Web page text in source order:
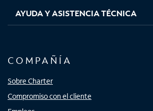
AYUDA Y ASISTENCIA TÉCNICA
COMPAÑÍA
Sobre Charter
Compromiso con el cliente